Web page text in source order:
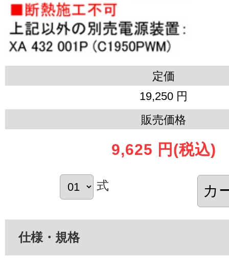
定価
19,250 円
販売価格
9,625 円 (税込)
式
仕様・規格